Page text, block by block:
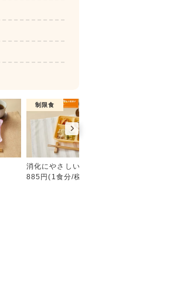
たんぱく・塩分調整食
制限食
消化にやさしい食
885円(1食分/税込)